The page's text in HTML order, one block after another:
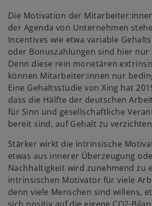
Die Motivation der
der Agenda von Unternehmen
Incentives wie etwa variable
oder Bonuszahlungen sind hier nur
Denn diese rein monetären
können Mitarbeiter:innen nur
Eine Gehaltsstudie von Xing hat
dass die Hälfte der deutschen
für Sinn und gesellschaftliche
bereit sind, auf Gehalt zu
Stärker wirkt die intrinsische
etwas aus innerer Überzeugung
Nachhaltigkeit wird zunehmend zu
intrinsischen Motivator für viele
denn viele Menschen sind willens,